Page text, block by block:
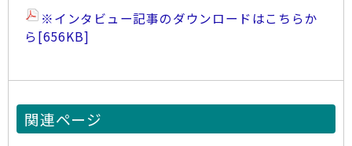
※インタビュー記事のダウンロードはこちらか
ら[656KB]
関連ページ